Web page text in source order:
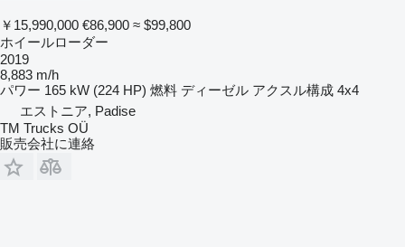
￥15,990,000 €86,900 ≈ $99,800
ホイールローダー
2019
8,883 m/h
パワー 165 kW (224 HP) 燃料 ディーゼル アクスル構成 4x4
エストニア, Padise
TM Trucks OÜ
販売会社に連絡